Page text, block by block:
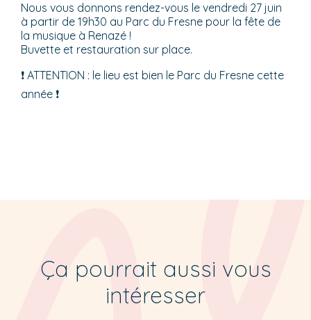
Nous vous donnons rendez-vous le vendredi 27 juin
à partir de 19h30 au Parc du Fresne pour la fête de
la musique à Renazé !
Buvette et restauration sur place.
❗ ATTENTION : le lieu est bien le Parc du Fresne cette
année ❗
Ça pourrait aussi vous
intéresser